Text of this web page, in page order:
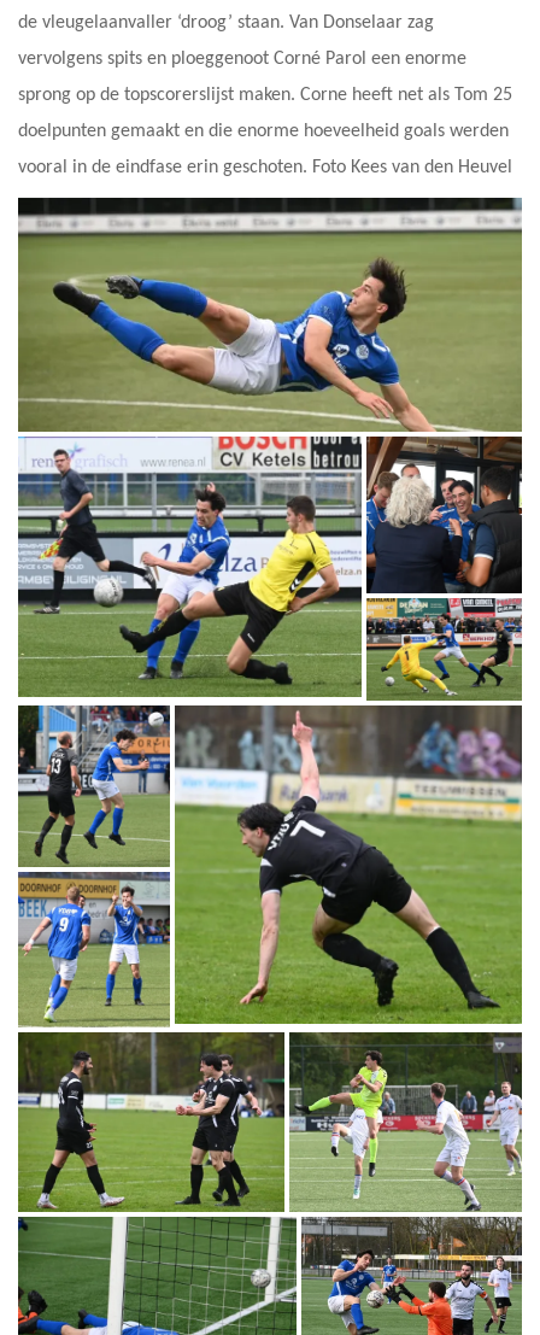
de vleugelaanvaller ‘droog’ staan. Van Donselaar zag
vervolgens spits en ploeggenoot Corné Parol een enorme
sprong op de topscorerslijst maken. Corne heeft net als Tom 25
doelpunten gemaakt en die enorme hoeveelheid goals werden
vooral in de eindfase erin geschoten. Foto Kees van den Heuvel